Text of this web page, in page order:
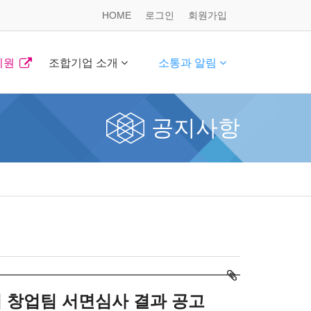
HOME 로그인 회원가입
조합기업 소개 소통과 알림
공지사항
업팀 서면심사 결과 공고